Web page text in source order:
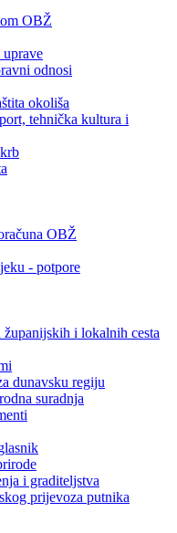
OBŽ
odnosi
okoliša
tehnička kultura i
OBŽ
- potpore
i lokalnih cesta
dunavsku regiju
suradnja
i graditeljstva
prijevoza putnika